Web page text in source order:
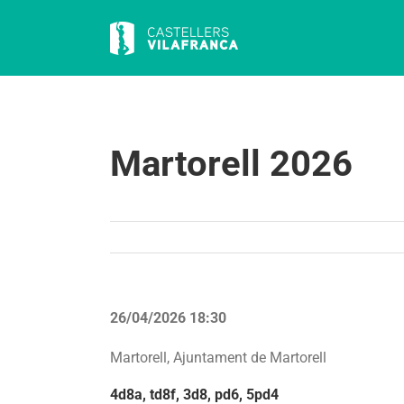
Martorell 2026
26/04/2026 18:30
Martorell, Ajuntament de Martorell
4d8a, td8f, 3d8, pd6, 5pd4